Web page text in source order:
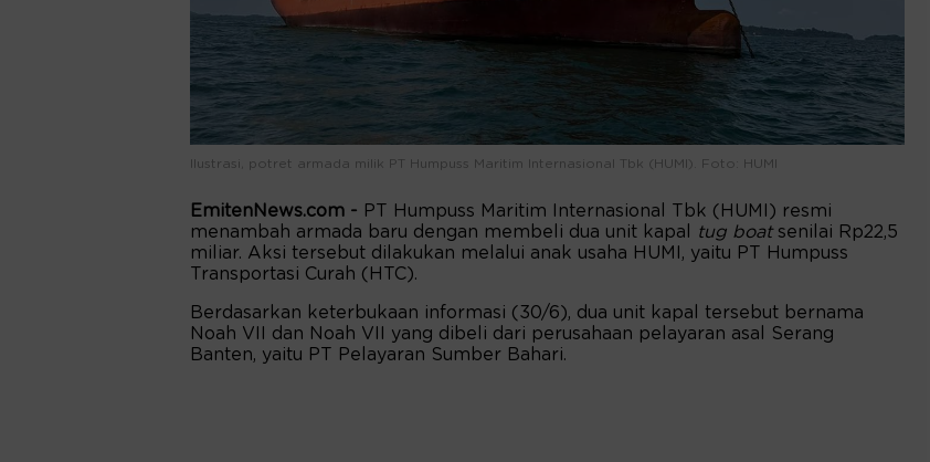
Ilustrasi, potret armada milik PT Humpuss Maritim Internasional Tbk (HUMI). Foto: HUMI
EmitenNews.com - PT Humpuss Maritim Internasional Tbk (HUMI) resmi
menambah armada baru dengan membeli dua unit kapal
tug boat senilai Rp22,5
miliar. Aksi tersebut dilakukan melalui anak usaha HUMI, yaitu PT Humpuss
Transportasi Curah (HTC).
Berdasarkan keterbukaan informasi (30/6), dua unit kapal tersebut bernama
Noah VII dan Noah VII yang dibeli dari perusahaan pelayaran asal Serang
Banten, yaitu PT Pelayaran Sumber Bahari.